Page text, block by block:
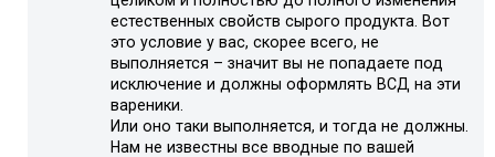
естественных свойств сырого продукта. Вот
это условие у вас, скорее всего, не
выполняется – значит вы не попадаете под
исключение и должны оформлять ВСД на эти
вареники.
Или оно таки выполняется, и тогда не должны.
Нам не известны все вводные по вашей